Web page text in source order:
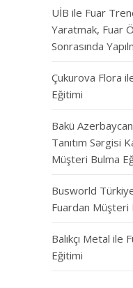
UİB ile Fuar
Yaratmak, Fuar
Sonrasında
Çukurova Flora
Eğitimi
Bakü
Tanıtım Sərgisi
Müşteri Bulma
Busworld Türkiye
Fuardan Müşteri
Balıkçı Metal ile
Eğitimi